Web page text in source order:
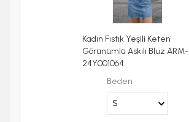
Kadın Fıstık Yeşili Keten
Görünümlü Askılı Bluz ARM-
24Y001064
Beden